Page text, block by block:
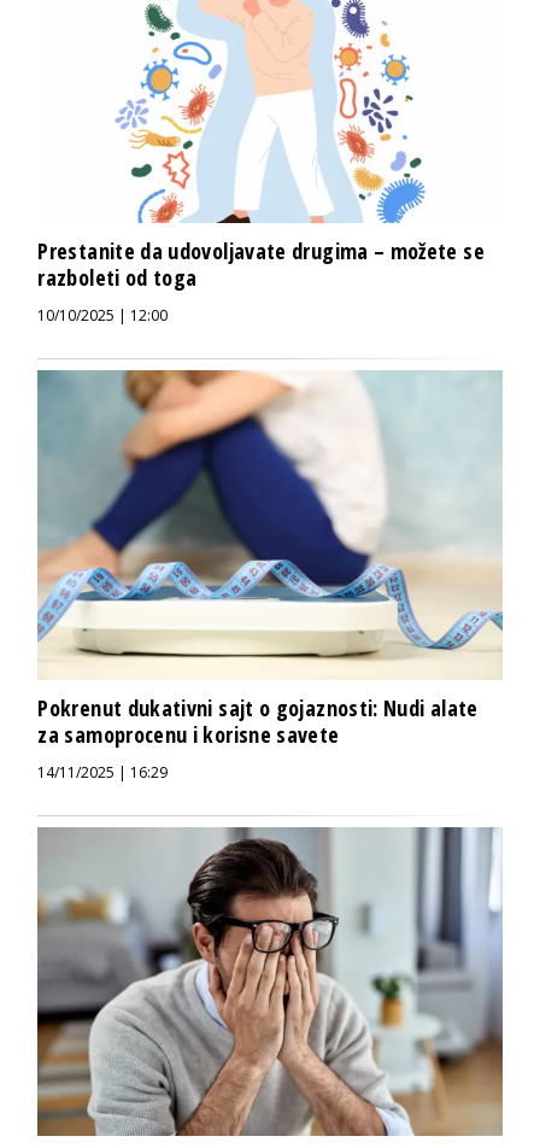
Prestanite da udovoljavate drugima – možete se
razboleti od toga
10/10/2025 | 12:00
Pokrenut dukativni sajt o gojaznosti: Nudi alate
za samoprocenu i korisne savete
14/11/2025 | 16:29